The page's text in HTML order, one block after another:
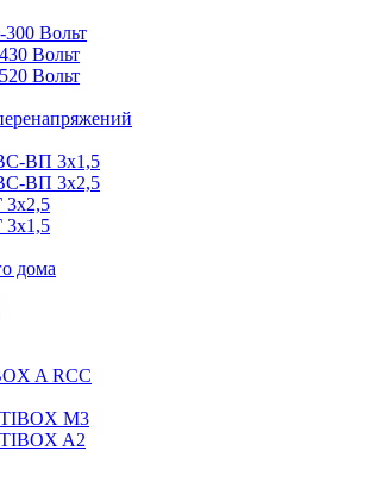
Вольт
Вольт
Вольт
ВП 3х1,5
ВП 3х2,5
3х2,5
3х1,5
дома
A RCC
M3
A2